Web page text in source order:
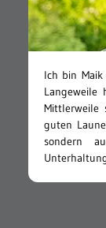
Ich bin
Langeweile
Mittlerweile
guten
sondern